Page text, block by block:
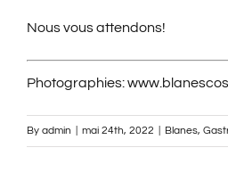
Nous vous attendons!
Photographies:
By admin mai 24th, 2022 Blanes,